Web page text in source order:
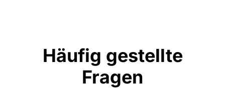
Häufig gestellte
Fragen